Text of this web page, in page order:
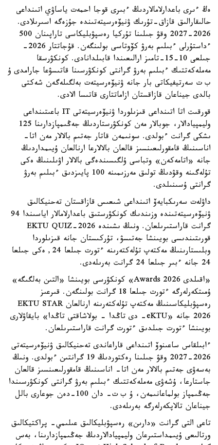
ەڭ ءىرى باعدارلامالاردىڭ ءبىرى قوجا احمەت ياساۋي اتىنداعى
حالىقارالىق قازاق-تۇرىك ۋنيۆەرسيتەتىندە جۇزەگە اسىرىلادى.
2026-2027 وقۋ جىلىنا تۇركيا رەسپۋبليكاسى تاراپىنان 500
ءداستۇرلى ءبىلىم بەرۋ كۆوتاسى بولىنگەن. قۇجاتتار 2026-
جىلعى 10-15-تامىز ارالىعىندا قابىلدانادى. كونكۋرسقا
مەملەكەتتىك ءبىلىم بەرۋ گرانتى كونكۋرسىنا قاتىسۋعا جارامدى ۇ
ب ت سەرتيفيكاتى بار جانە ۋنيۆەرسيتەت بەلگىلەگەن شەكتى
بالدى جيناعان قازاقستان ازاماتتارى قاتىسا الادى.
قورقىت اتا اتىنداعى قىزىلوردا ۋنيۆەرسيتەتى IT باعىتىنداعى
وليمپيادالار، جوبالار مەن كونكۋرستاردىڭ جەڭىمپازدارىنا 125
ىشكى گرانت ءبولدى. سونىمەن قاتار جەتىم بالالار مەن اتا-
اناسىنىڭ قامقورلىعىنسىز قالعان بالالارعا ارنالعان ۇيىمداردىڭ
جانە «اتامەكەن» وتباسى ۇلگىسىندەگى بالالار اۋىلىنىڭ ەكى
تۇلەگىنە وقۋدىڭ تولىق مەرزىمىنە 100 پايىزدىق ءبىلىم بەرۋ
گرانتى ۇسىنىلدى.
داۋلەت سەرىكبايەۆ اتىنداعى شىعىس قازاقستان تەحنيكالىق
ۋنيۆەرسيتەتىندە وزىندىك كونكۋرستىق باعدارلامالار اياسىندا 94
گرانت قاراستىرىلعان. ونىڭ ىشىندە EKTU QUIZ-2026
قورىتىندىسى بويىنشا جەتىسۋ، تۇركىستان جانە قىزىلوردا
وبلىستارىنىڭ مەكتەپ تۇلەكتەرىنە ءتورت جىلعا 24, ەكى جىلعا
24 جانە ءبىر جىلعا 24 گرانت بەرىلەدى.
«اقىلدى Awards 2026» كونكۋرسى بويىنشا «التىن بەلگىگە»
ۇمىتكەرلەرگە ءتورت جىلعا 18 گرانت بولىنگەن. قىرعىز
رەسپۋبليكاسىنىڭ مەكتەپ تۇلەكتەرىنە ارنالعان EKTU STAR
2026 جانە «eKTU- دى تاڭدا - بولاشاقتى تاڭدا» بايقاۋلارى
بويىنشا ءتورت جىلدىق ءتورت گرانت قاراستىرىلعان.
ءابىلقاس ساعىنوۆ اتىنداعى قاراعاندى تەحنيكالىق ۋنيۆەرسيتەتى
2026-2027 وقۋ جىلىنا رەكتوردىڭ 19 گرانتىن ءبولدى. ونىڭ
بەسەۋى جەتىم بالالار مەن اتا- اناسىنىڭ قامقورلىعىنسىز قالعان
جاستارعا، ۇشەۋى مەملەكەتتىك ءبىلىم بەرۋ گرانتى كونكۋرسىندا
جەڭىمپاز بولماعانىمەن، ۇ ب ت- دان 100-دەن جوعارى بالل
جيناعان تالاپكەرلەرگە بەرىلەدى.
تاعى التى گرانت «دارىن» رەسپۋبليكالىق عىلىمي- پراكتيكالىق
ورتالىعى ۇيىمداستىرعان وليمپيادالاردىڭ جەڭىمپازدارىنا، بەس